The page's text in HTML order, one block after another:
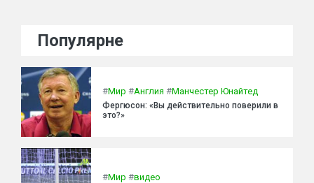
Популярне
#Мир #Англия #Манчестер Юнайтед
Фергюсон: «Вы действительно поверили в
это?»
#Мир #видео